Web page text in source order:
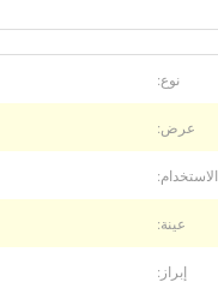
نوع:
عرض:
الاستخدام:
عينة:
إبراز: